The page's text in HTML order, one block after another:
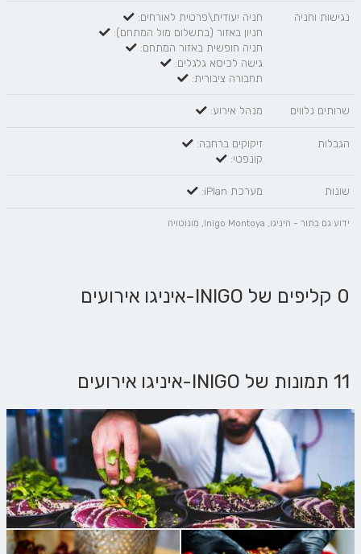
נגישות וחניה
חניה יעודית\פרטית לאורחים:
חניון באזור (בתשלום מול המתחם):
חניה חופשית באזור המתחם:
גישה לכיסא גלגלים:
תחבורה ציבורית:
שרותים נלווים מנהל אירוע:
הגבלות
זיקוקים ברחבה:
קונפטי:
שונות מערכת iPlan:
ידוע גם בתור - היניגו, Inigo Montoya, מונוטויה
0 קליפים של INIGO-איניגו אירועים
11 תמונות של INIGO-איניגו אירועים